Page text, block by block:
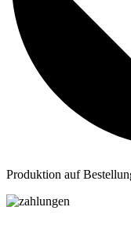
Produktion auf